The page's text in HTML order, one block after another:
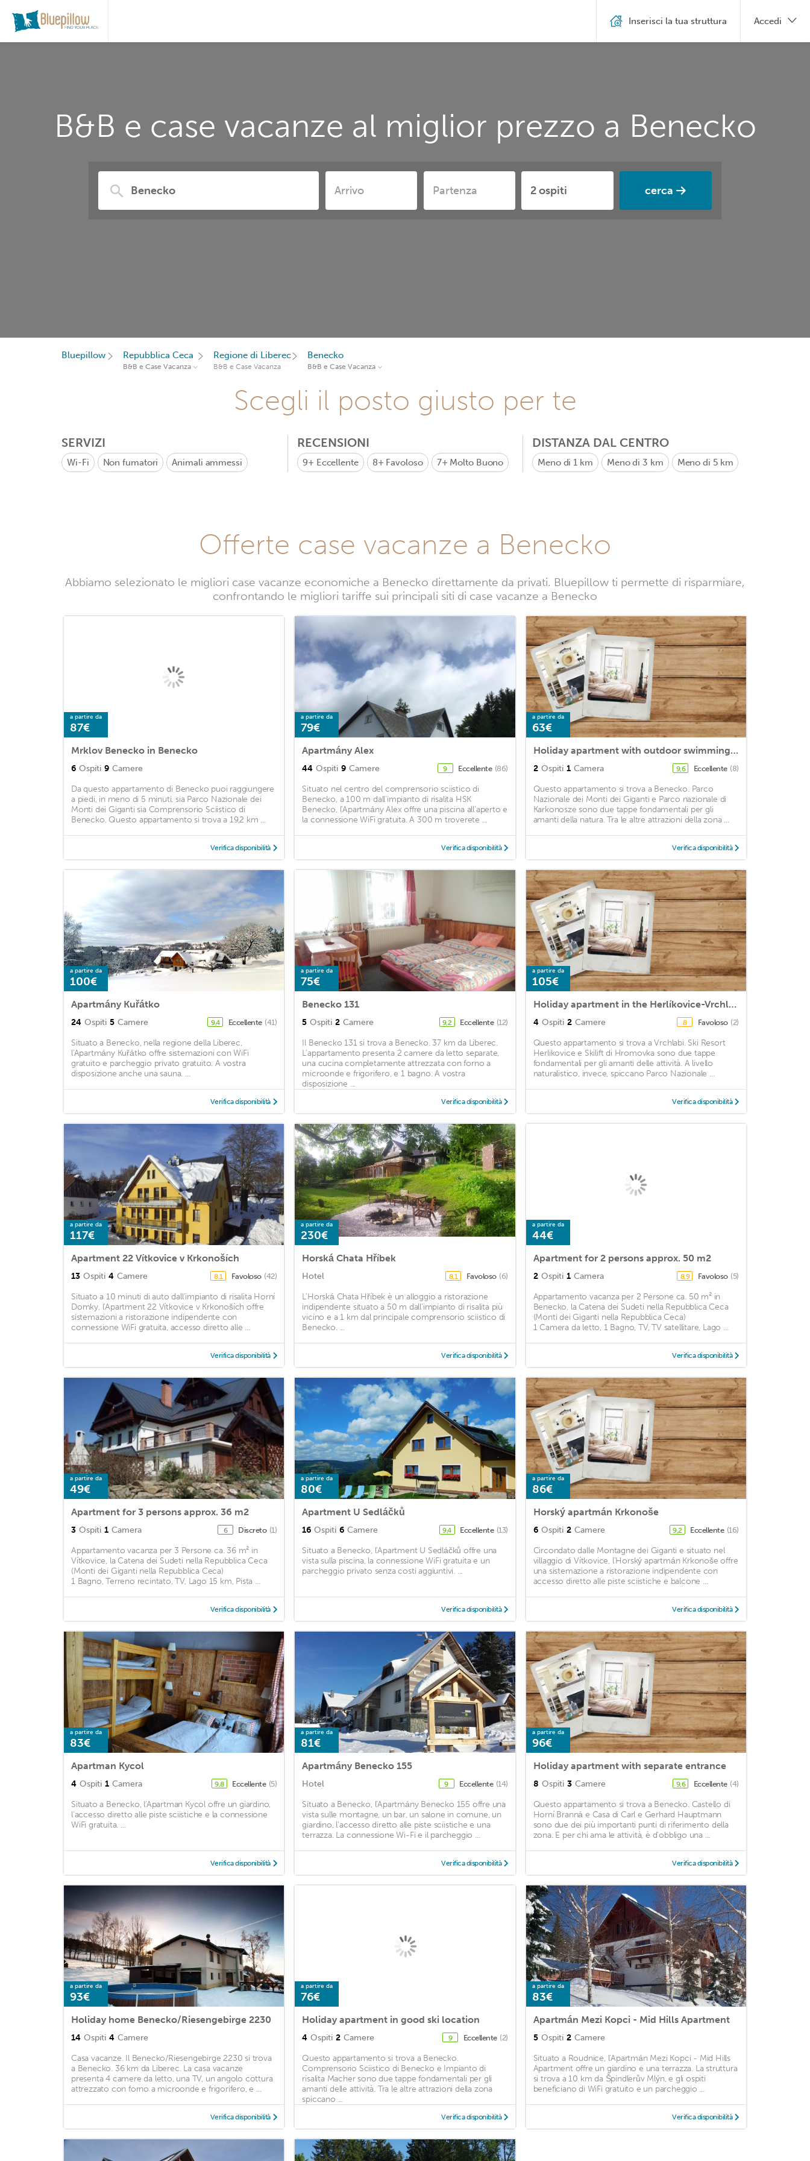
B&B e case vacanze al miglior prezzo a Benecko
cerca
Inserisci la tua struttura Accedi
Bluepillow Repubblica Ceca
B&B e Case Vacanza
Regione di Liberec
B&B e Case Vacanza
Benecko
B&B e Case Vacanza
Scegli il posto giusto per te
SERVIZI
Wi-Fi Non fumatori Animali ammessi
RECENSIONI
9+ Eccellente 8+ Favoloso 7+ Molto Buono
DISTANZA DAL CENTRO
Meno di 1 km Meno di 3 km Meno di 5 km
Offerte case vacanze a Benecko
Abbiamo selezionato le migliori case vacanze economiche a Benecko direttamente da privati. Bluepillow ti permette di risparmiare,
confrontando le migliori tariffe sui principali siti di case vacanze a Benecko
a partire da
87€
Mrklov Benecko in Benecko
6 Ospiti 9 Camere
Da questo appartamento di Benecko puoi raggiungere
a piedi, in meno di 5 minuti, sia Parco Nazionale dei
Monti dei Giganti sia Comprensorio Sciistico di
Benecko. Questo appartamento si trova a 19,2 km ...
Verifica disponibilità
a partire da
79€
Apartmány Alex
44 Ospiti 9 Camere 9 Eccellente (86)
Situato nel centro del comprensorio sciistico di
Benecko, a 100 m dall'impianto di risalita HSK
Benecko, l'Apartmány Alex offre una piscina all'aperto e
la connessione WiFi gratuita. A 300 m troverete ...
Verifica disponibilità
a partire da
63€
Holiday apartment with outdoor swimming pool and children's playground
2 Ospiti 1 Camera 9,6 Eccellente (8)
Questo appartamento si trova a Benecko. Parco
Nazionale dei Monti dei Giganti e Parco nazionale di
Karkonosze sono due tappe fondamentali per gli
amanti della natura. Tra le altre attrazioni della zona ...
Verifica disponibilità
a partire da
100€
Apartmány Kuřátko
24 Ospiti 5 Camere 9,4 Eccellente (41)
Situato a Benecko, nella regione della Liberec,
l'Apartmány Kuřátko offre sistemazioni con WiFi
gratuito e parcheggio privato gratuito. A vostra
disposizione anche una sauna. ...
Verifica disponibilità
a partire da
75€
Benecko 131
5 Ospiti 2 Camere 9,2 Eccellente (12)
Il Benecko 131 si trova a Benecko. 37 km da Liberec.
L'appartamento presenta 2 camere da letto separate,
una cucina completamente attrezzata con forno a
microonde e frigorifero, e 1 bagno. A vostra
disposizione ...
Verifica disponibilità
a partire da
105€
Holiday apartment in the Herlíkovice-Vrchlabí ski area
4 Ospiti 2 Camere 8 Favoloso (2)
Questo appartamento si trova a Vrchlabi. Ski Resort
Herlikovice e Skilift di Hromovka sono due tappe
fondamentali per gli amanti delle attività. A livello
naturalistico, invece, spiccano Parco Nazionale ...
Verifica disponibilità
a partire da
117€
Apartment 22 Vítkovice v Krkonoších
13 Ospiti 4 Camere 8,1 Favoloso (42)
Situato a 10 minuti di auto dall'impianto di risalita Horní
Domky, l'Apartment 22 Vítkovice v Krkonoších offre
sistemazioni a ristorazione indipendente con
connessione WiFi gratuita, accesso diretto alle ...
Verifica disponibilità
a partire da
230€
Horská Chata Hříbek
Hotel 8,1 Favoloso (6)
L'Horská Chata Hříbek è un alloggio a ristorazione
indipendente situato a 50 m dall'impianto di risalita più
vicino e a 1 km dal principale comprensorio sciistico di
Benecko. ...
Verifica disponibilità
a partire da
44€
Apartment for 2 persons approx. 50 m2
2 Ospiti 1 Camera 8,9 Favoloso (5)
Appartamento vacanza per 2 Persone ca. 50 m² in
Benecko, la Catena dei Sudeti nella Repubblica Ceca
(Monti dei Giganti nella Repubblica Ceca)
1 Camera da letto, 1 Bagno, TV, TV satellitare, Lago ...
Verifica disponibilità
a partire da
49€
Apartment for 3 persons approx. 36 m2
3 Ospiti 1 Camera 6 Discreto (1)
Appartamento vacanza per 3 Persone ca. 36 m² in
Vítkovice, la Catena dei Sudeti nella Repubblica Ceca
(Monti dei Giganti nella Repubblica Ceca)
1 Bagno, Terreno recintato, TV, Lago 15 km, Pista ...
Verifica disponibilità
a partire da
80€
Apartment U Sedláčků
16 Ospiti 6 Camere 9,4 Eccellente (13)
Situato a Benecko, l'Apartment U Sedláčků offre una
vista sulla piscina, la connessione WiFi gratuita e un
parcheggio privato senza costi aggiuntivi. ...
Verifica disponibilità
a partire da
86€
Horský apartmán Krkonoše
6 Ospiti 2 Camere 9,2 Eccellente (16)
Circondato dalle Montagne dei Giganti e situato nel
villaggio di Vítkovice, l'Horský apartmán Krkonoše offre
una sistemazione a ristorazione indipendente con
accesso diretto alle piste sciistiche e balcone ...
Verifica disponibilità
a partire da
83€
Apartman Kycol
4 Ospiti 1 Camera 9,8 Eccellente (5)
Situato a Benecko, l'Apartman Kycol offre un giardino,
l'accesso diretto alle piste sciistiche e la connessione
WiFi gratuita. ...
Verifica disponibilità
a partire da
81€
Apartmány Benecko 155
Hotel 9 Eccellente (14)
Situato a Benecko, l'Apartmány Benecko 155 offre una
vista sulle montagne, un bar, un salone in comune, un
giardino, l'accesso diretto alle piste sciistiche e una
terrazza. La connessione Wi-Fi e il parcheggio ...
Verifica disponibilità
a partire da
96€
Holiday apartment with separate entrance
8 Ospiti 3 Camere 9,6 Eccellente (4)
Questo appartamento si trova a Benecko. Castello di
Horní Branná e Casa di Carl e Gerhard Hauptmann
sono due dei più importanti punti di riferimento della
zona. E per chi ama le attività, è d'obbligo una ...
Verifica disponibilità
a partire da
93€
Holiday home Benecko/Riesengebirge 2230
14 Ospiti 4 Camere
Casa vacanze. Il Benecko/Riesengebirge 2230 si trova
a Benecko. 36 km da Liberec. La casa vacanze
presenta 4 camere da letto, una TV, un angolo cottura
attrezzato con forno a microonde e frigorifero, e ...
Verifica disponibilità
a partire da
76€
Holiday apartment in good ski location
4 Ospiti 2 Camere 9 Eccellente (2)
Questo appartamento si trova a Benecko.
Comprensorio Sciistico di Benecko e Impianto di
risalita Macher sono due tappe fondamentali per gli
amanti delle attività. Tra le altre attrazioni della zona
spiccano ...
Verifica disponibilità
a partire da
83€
Apartmán Mezi Kopci - Mid Hills Apartment
5 Ospiti 2 Camere
Situato a Roudnice, l'Apartmán Mezi Kopci - Mid Hills
Apartment offre un giardino e una terrazza. La struttura
si trova a 10 km da Špindlerův Mlýn, e gli ospiti
beneficiano di WiFi gratuito e un parcheggio ...
Verifica disponibilità